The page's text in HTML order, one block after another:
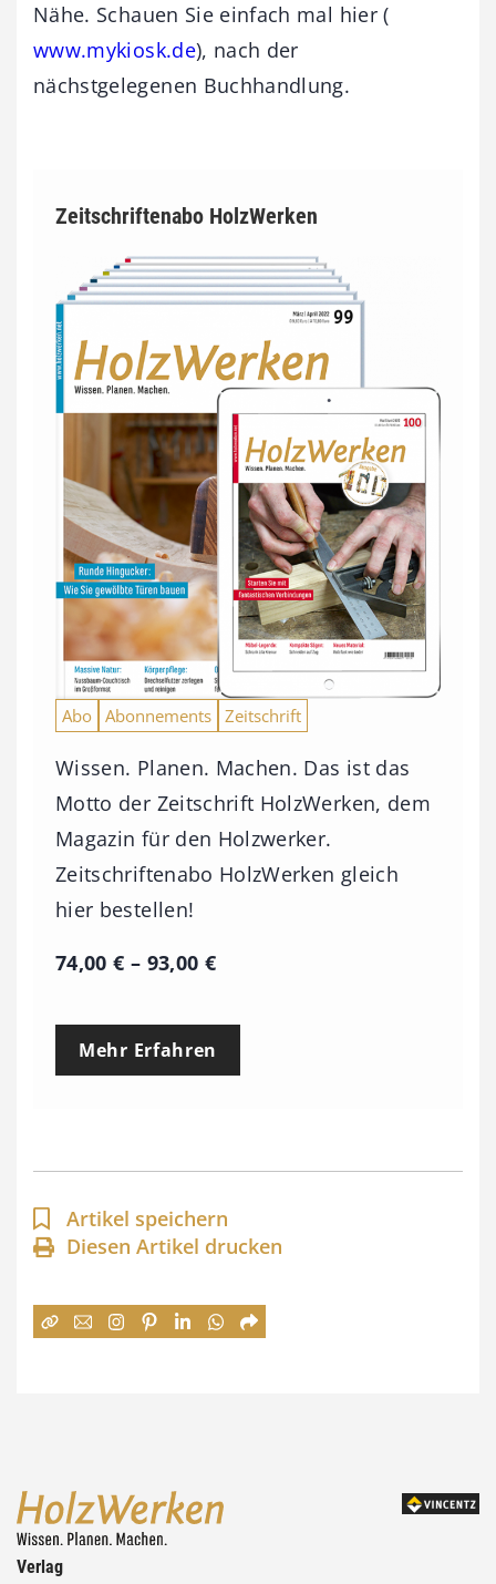
Nähe. Schauen Sie einfach mal hier (
www.mykiosk.de), nach der
nächstgelegenen Buchhandlung.
Zeitschriftenabo HolzWerken
Abo Abonnements Zeitschrift
Wissen. Planen. Machen. Das ist das
Motto der Zeitschrift HolzWerken, dem
Magazin für den Holzwerker.
Zeitschriftenabo HolzWerken gleich
hier bestellen!
74,00€ – 93,00 €P
e
p
a
n
e
0
Mehr Erfahren
Artikel speichern
Diesen Artikel drucken
Verlag